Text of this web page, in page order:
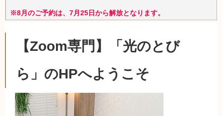
※8月のご予約は、7月25日から解放となります。
【Zoom専門】「光のとび
ら」のHPへようこそ